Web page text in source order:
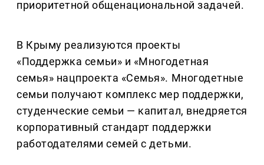
приоритетной общенациональной задачей.
В Крыму реализуются проекты
«Поддержка семьи» и «Многодетная
семья» нацпроекта «Семья». Многодетные
семьи получают комплекс мер поддержки,
студенческие семьи — капитал, внедряется
корпоративный стандарт поддержки
работодателями семей с детьми.